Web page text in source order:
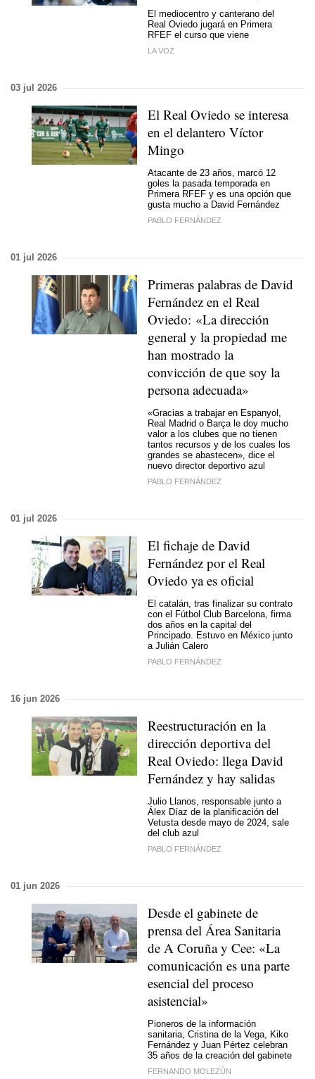
El mediocentro y canterano del
Real Oviedo jugará en Primera
RFEF el curso que viene
LA VOZ
03 jul 2026
El Real Oviedo se interesa
en el delantero Víctor
Mingo
Atacante de 23 años, marcó 12
goles la pasada temporada en
Primera RFEF y es una opción que
gusta mucho a David Fernández
PABLO FERNÁNDEZ
01 jul 2026
Primeras palabras de David
Fernández en el Real
Oviedo: «La dirección
general y la propiedad me
han mostrado la
convicción de que soy la
persona adecuada»
«Gracias a trabajar en Espanyol,
Real Madrid o Barça le doy mucho
valor a los clubes que no tienen
tantos recursos y de los cuales los
grandes se abastecen», dice el
nuevo director deportivo azul
PABLO FERNÁNDEZ
01 jul 2026
El fichaje de David
Fernández por el Real
Oviedo ya es oficial
El catalán, tras finalizar su contrato
con el Fútbol Club Barcelona, firma
dos años en la capital del
Principado. Estuvo en México junto
a Julián Calero
PABLO FERNÁNDEZ
16 jun 2026
Reestructuración en la
dirección deportiva del
Real Oviedo: llega David
Fernández y hay salidas
Julio Llanos, responsable junto a
Álex Díaz de la planificación del
Vetusta desde mayo de 2024, sale
del club azul
PABLO FERNÁNDEZ
01 jun 2026
Desde el gabinete de
prensa del Área Sanitaria
de A Coruña y Cee: «La
comunicación es una parte
esencial del proceso
asistencial»
Pioneros de la información
sanitaria, Cristina de la Vega, Kiko
Fernández y Juan Pértez celebran
35 años de la creación del gabinete
FERNANDO MOLEZÚN